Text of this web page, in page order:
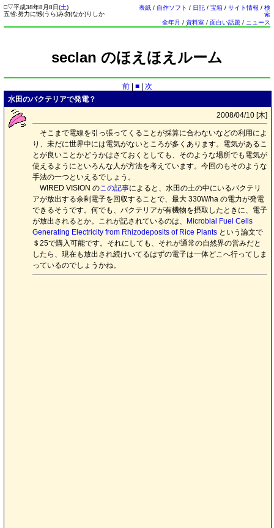
□▽平成38年8月8日(土)
五省:努力に憾(うら)み勿(なか)りしか
表紙 / 自作ソフト / 日記 / 宝箱 / サイト情報 / 検
索
全年月 / 資料室 / 面白い話題 / ニュース
seclan のほえほえルーム
前| ■|
次
水田のバクテリアで発電？
2008/04/10 [木]
そこまで電線を引っ張ってくることが採算に合わないなどの利用によ
り、未だに世界中には電気がないところが多くあります。電気があるこ
とが良いことかどうかはさておくとしても、そのような場所でも電気が
使えるようにといろんな人が方法を考えています。今回のもそのような
手法の一つといえるでしょう。
WIRED VISION のこの記事によると、水田の土の中にいるバクテリ
アが放出する余剰電子を回収することで、最大 330W/ha の電力が発電
できるそうです。何でも、バクテリアが有機物を摂取したときに、電子
が放出されるとか。これが記されているのは、
Microbial Fuel Cells
Generating Electricity from Rhizodeposits of Rice Plants という論文で
＄25で購入可能です。それにしても、それが通常の自然界の営みだと
したら、現在も放出され続けいてるはずの電子は一体どこへ行ってしま
っているのでしょうかね。